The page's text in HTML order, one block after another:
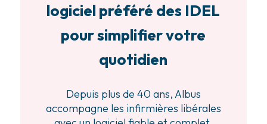
logiciel préféré des IDEL
pour simplifier votre
quotidien
Depuis plus de 40 ans, Albus
accompagne les infirmières libérales